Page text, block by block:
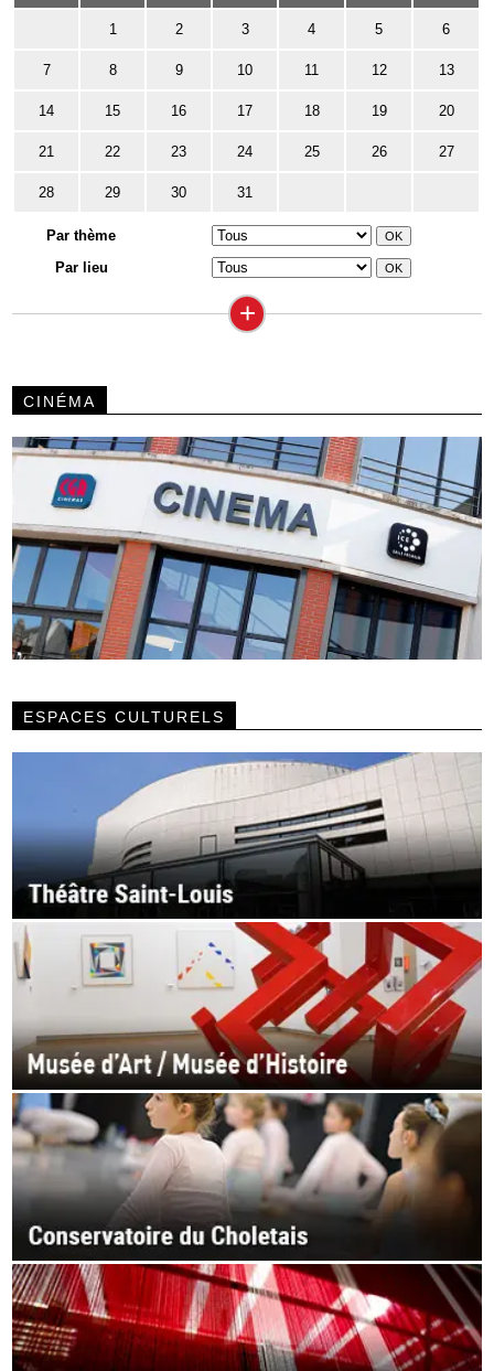
1 2 3 4 5 6
7 8 9 10 11 12 13
14 15 16 17 18 19 20
21 22 23 24 25 26 27
28 29 30 31
Par thème
Par lieu
+
CINÉMA
ESPACES CULTURELS